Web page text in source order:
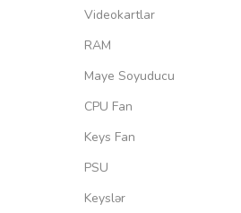
Videokartlar
RAM
Maye Soyuducu
CPU Fan
Keys Fan
PSU
Keyslər